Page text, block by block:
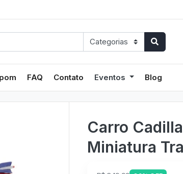
FAQ Contato Eventos Blog
Carro
Miniatura